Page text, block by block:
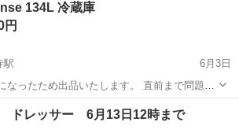
Hisense 134L 冷蔵庫
円
駅
6月3日
なったため出品いたします。 直前まで問題な
することを確認済みです。 メーカー：
幅
寺駅 ドレッサー
ドレッサー 6月13日12時まで